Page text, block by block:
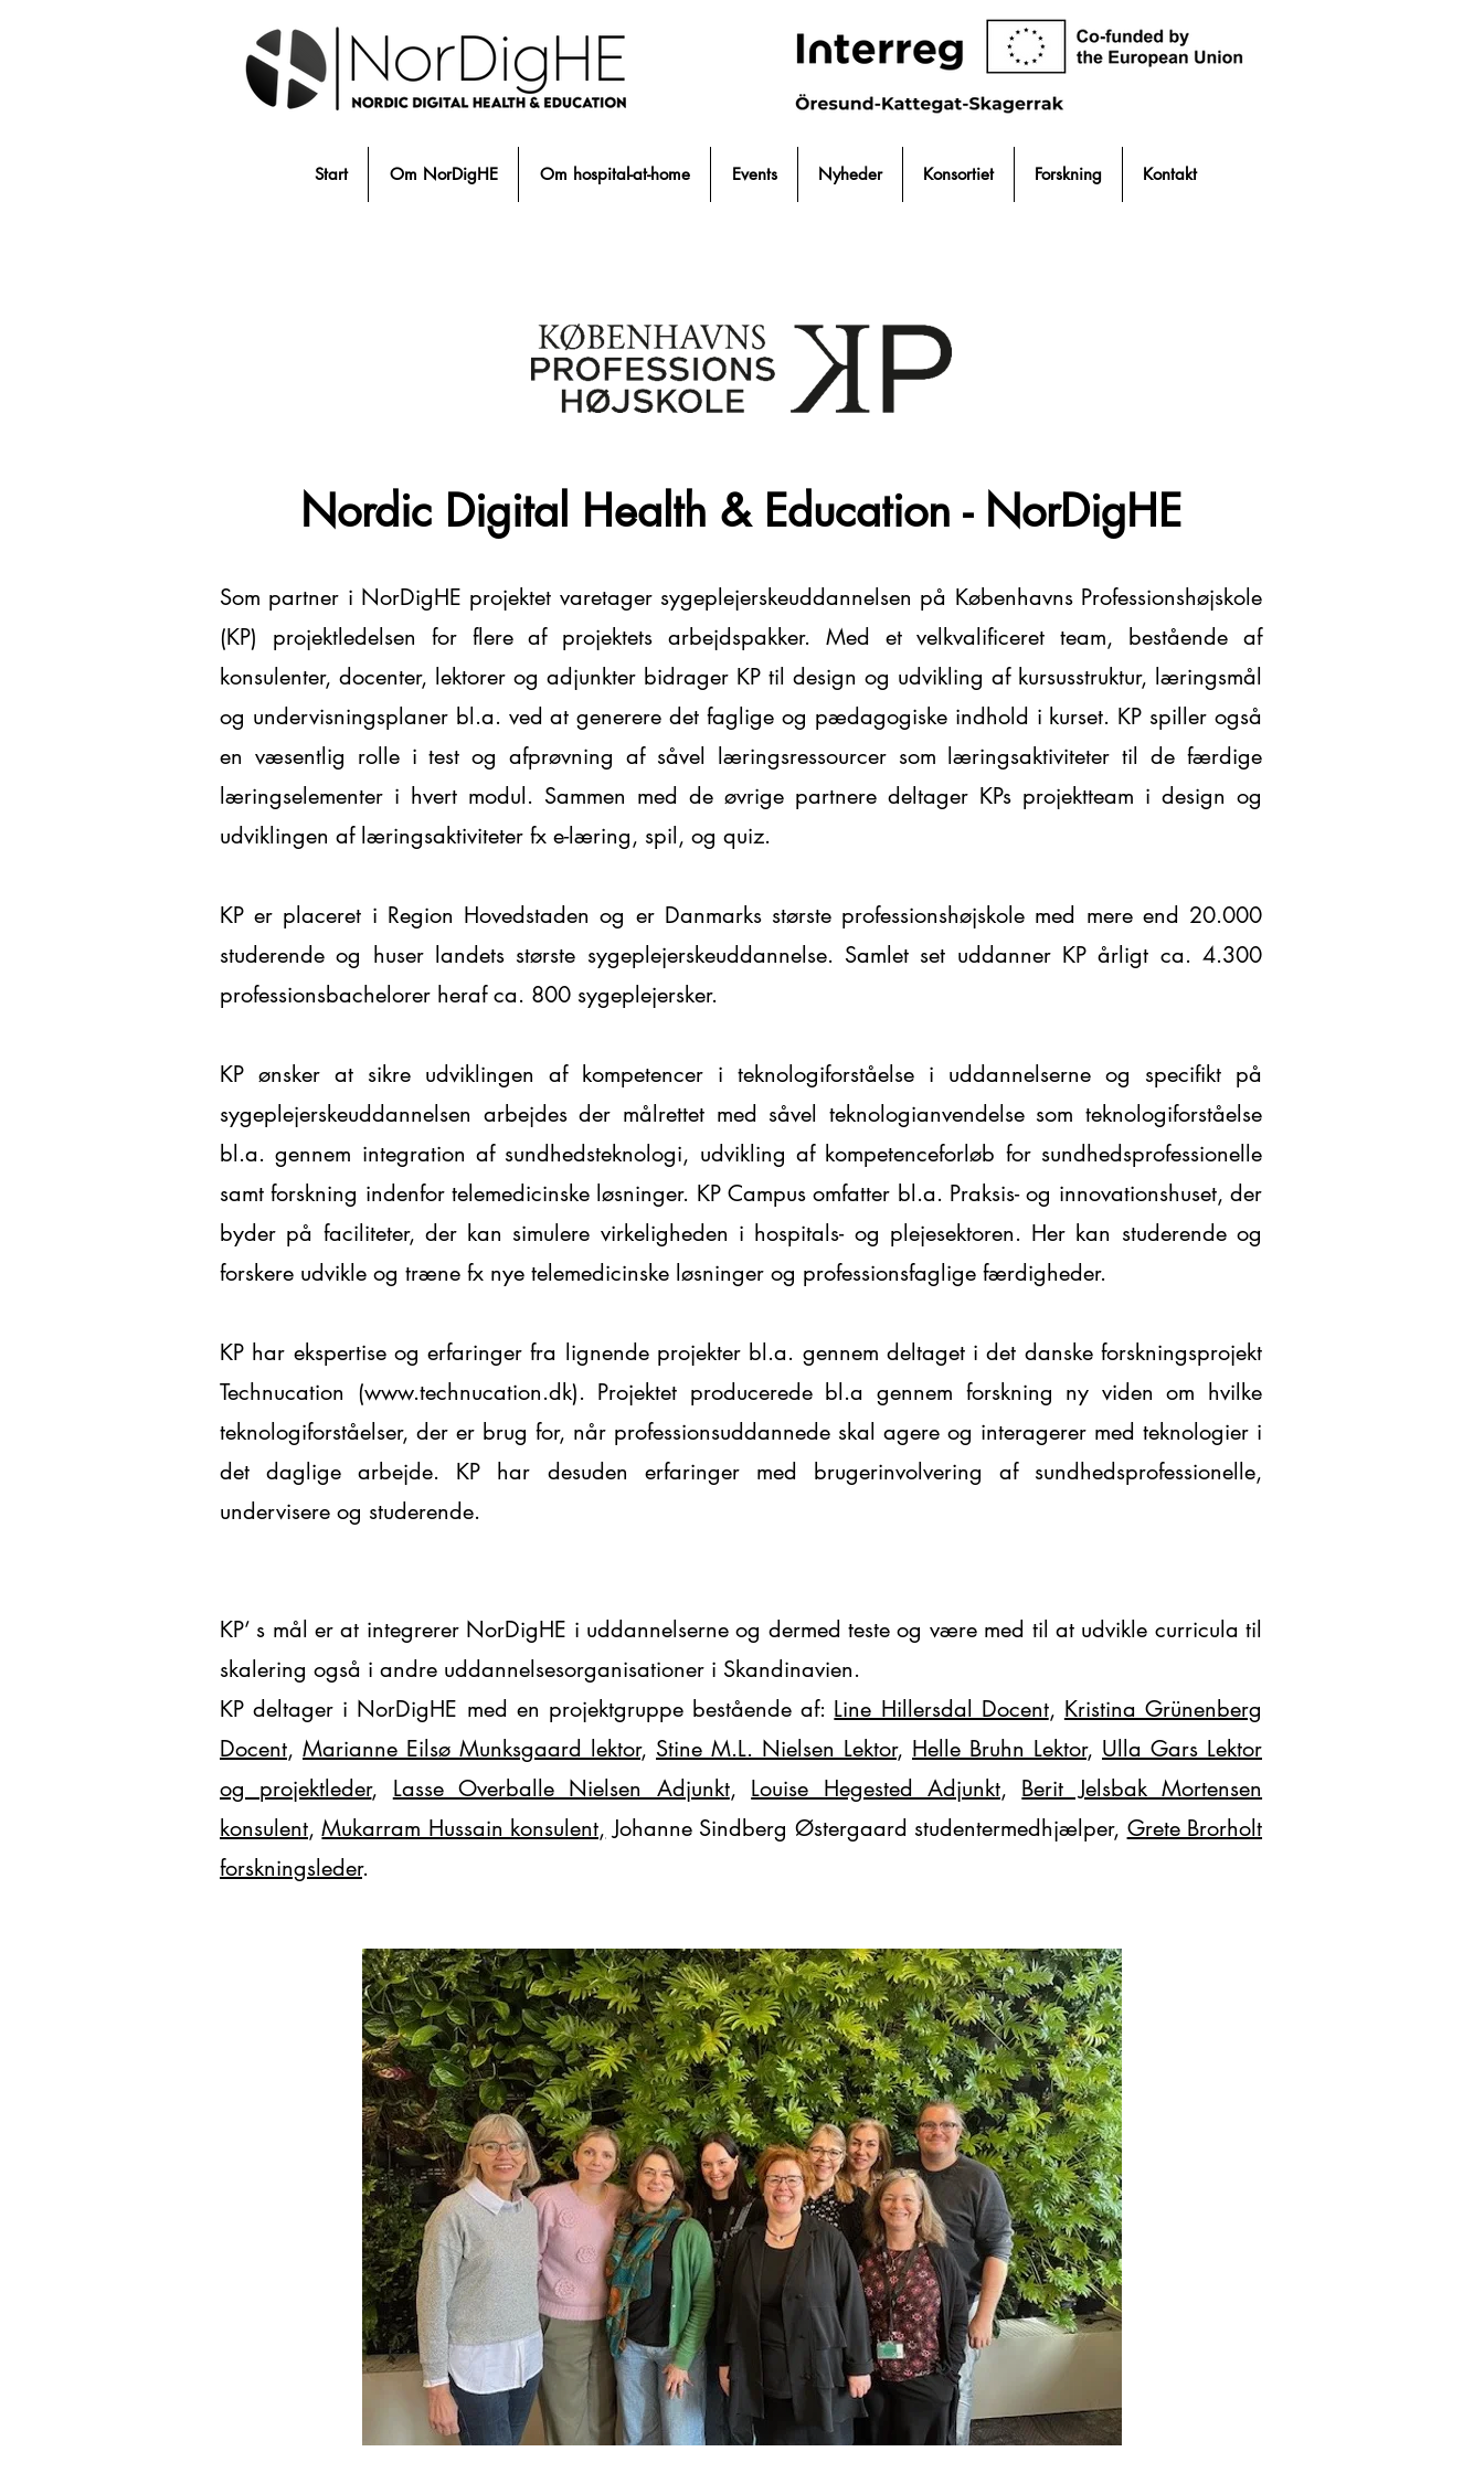
Start Om NorDigHE Om hospital-at-home Events Nyheder Konsortiet Forskning Kontakt
Nordic Digital Health & Education - NorDigHE
Som partner i NorDigHE projektet varetager sygeplejerskeuddannelsen på Københavns Professionshøjskole
(KP) projektledelsen for flere af projektets arbejdspakker. Med et velkvalificeret team, bestående af
konsulenter, docenter, lektorer og adjunkter bidrager KP til design og udvikling af kursusstruktur, læringsmål
og undervisningsplaner bl.a. ved at generere det faglige og pædagogiske indhold i kurset. KP spiller også
en væsentlig rolle i test og afprøvning af såvel læringsressourcer som læringsaktiviteter til de færdige
læringselementer i hvert modul. Sammen med de øvrige partnere deltager KPs projektteam i design og
udviklingen af læringsaktiviteter fx e-læring, spil, og quiz.
KP er placeret i Region Hovedstaden og er Danmarks største professionshøjskole med mere end 20.000
studerende og huser landets største sygeplejerskeuddannelse. Samlet set uddanner KP årligt ca. 4.300
professionsbachelorer heraf ca. 800 sygeplejersker.
KP ønsker at sikre udviklingen af kompetencer i teknologiforståelse i uddannelserne og specifikt på
sygeplejerskeuddannelsen arbejdes der målrettet med såvel teknologianvendelse som teknologiforståelse
bl.a. gennem integration af sundhedsteknologi, udvikling af kompetenceforløb for sundhedsprofessionelle
samt forskning indenfor telemedicinske løsninger. KP Campus omfatter bl.a. Praksis- og innovationshuset, der
byder på faciliteter, der kan simulere virkeligheden i hospitals- og plejesektoren. Her kan studerende og
forskere udvikle og træne fx nye telemedicinske løsninger og professionsfaglige færdigheder.
KP har ekspertise og erfaringer fra lignende projekter bl.a. gennem deltaget i det danske forskningsprojekt
Technucation (www.technucation.dk). Projektet producerede bl.a gennem forskning ny viden om hvilke
teknologiforståelser, der er brug for, når professionsuddannede skal agere og interagerer med teknologier i
det daglige arbejde. KP har desuden erfaringer med brugerinvolvering af sundhedsprofessionelle,
undervisere og studerende.
KP’ s mål er at integrerer NorDigHE i uddannelserne og dermed teste og være med til at udvikle curricula til
skalering også i andre uddannelsesorganisationer i Skandinavien.
KP deltager i NorDigHE med en projektgruppe bestående af: Line Hillersdal Docent, Kristina Grünenberg
Docent, Marianne Eilsø Munksgaard lektor, Stine M.L. Nielsen Lektor, Helle Bruhn Lektor, Ulla Gars Lektor
og projektleder, Lasse Overballe Nielsen Adjunkt, Louise Hegested Adjunkt, Berit Jelsbak Mortensen
konsulent,Mukarram Hussain konsulent, Johanne Sindberg Østergaard studentermedhjælper, Grete Brorholt
forskningsleder.